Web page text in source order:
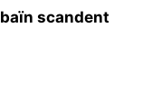
scandent